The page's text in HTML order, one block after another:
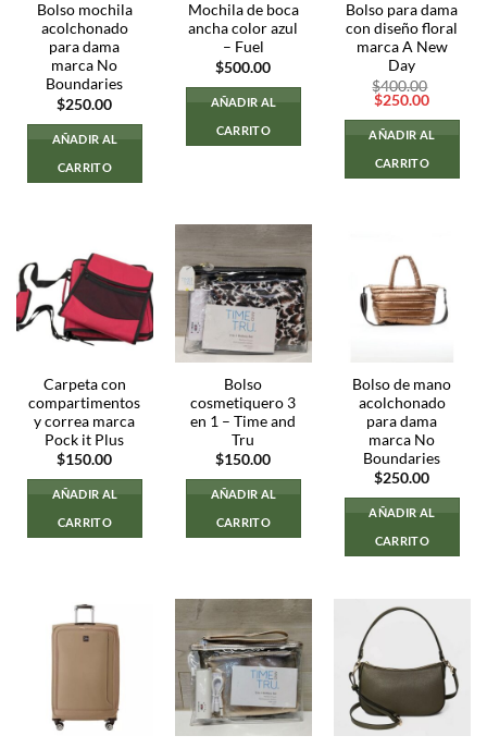
Bolso mochila
acolchonado
para dama
marca No
Boundaries
$250.00
AÑADIR AL
CARRITO
Mochila de boca
ancha color azul
– Fuel
$500.00
AÑADIR AL
CARRITO
Bolso para dama
con diseño floral
marca A New
Day
$400.00
El
original
era:
$400.00.
$250.00El
actual
es:
AÑADIR AL
CARRITO
Carpeta con
compartimentos
y correa marca
Pock it Plus
$150.00
AÑADIR AL
CARRITO
Bolso
cosmetiquero 3
en 1 – Time and
Tru
$150.00
AÑADIR AL
CARRITO
Bolso de mano
acolchonado
para dama
marca No
Boundaries
$250.00
AÑADIR AL
CARRITO